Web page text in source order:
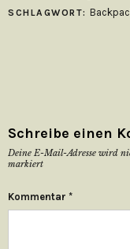
SCHLAGWORT:
Schreibe einen
Deine E-Mail-Adresse wird
markiert
Kommentar *